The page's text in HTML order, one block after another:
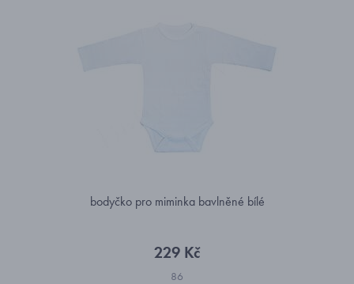
bodyčko pro miminka bavlněné bílé
229 Kč
86